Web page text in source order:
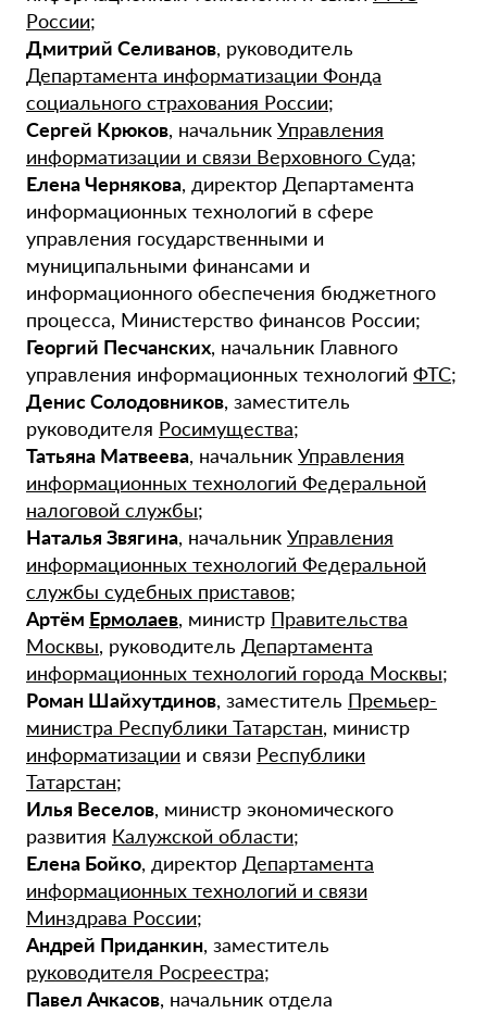
России;
Дмитрий Селиванов, руководитель
Департамента информатизации Фонда
социального страхования России;
Сергей Крюков, начальник Управления
информатизации и связи Верховного Суда;
Елена Чернякова, директор Департамента
информационных технологий в сфере
управления государственными и
муниципальными финансами и
информационного обеспечения бюджетного
процесса, Министерство финансов России;
Георгий Песчанских, начальник Главного
управления информационных технологий ФТС;
Денис Солодовников, заместитель
руководителя Росимущества;
Татьяна Матвеева, начальник Управления
информационных технологий Федеральной
налоговой службы;
Наталья Звягина, начальник Управления
информационных технологий Федеральной
службы судебных приставов;
Артём Ермолаев, министр Правительства
Москвы, руководитель Департамента
информационных технологий города Москвы;
Роман Шайхутдинов, заместитель Премьер-
министра Республики Татарстан, министр
информатизации и связи Республики
Татарстан;
Илья Веселов, министр экономического
развития Калужской области;
Елена Бойко, директор Департамента
информационных технологий и связи
Минздрава России;
Андрей Приданкин, заместитель
руководителя Росреестра;
Павел Ачкасов, начальник отдела